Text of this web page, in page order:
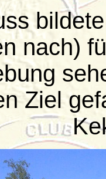
nach)
Ziel